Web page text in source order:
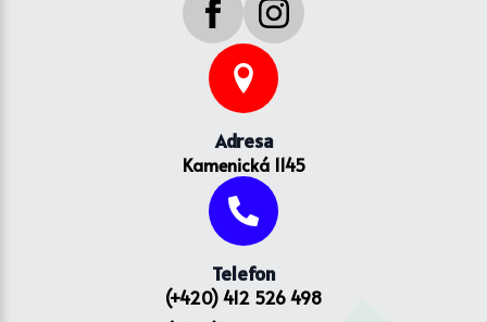
Adresa
Kamenická 1145
Telefon
(+420) 412 526 498